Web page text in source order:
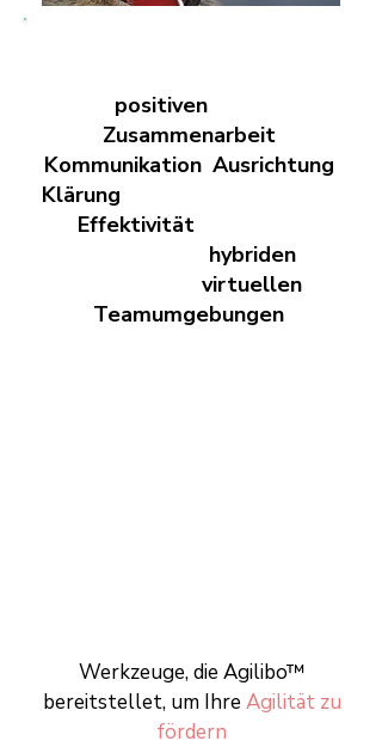
positiven
Zusammenarbeit,
Kommunikation, Ausrichtung
Klärung
Effektivität
hybriden
virtuellen
Teamumgebungen
Werkzeuge, die Agilibo™
bereitstellet, um Ihre Agilität zu
fördern